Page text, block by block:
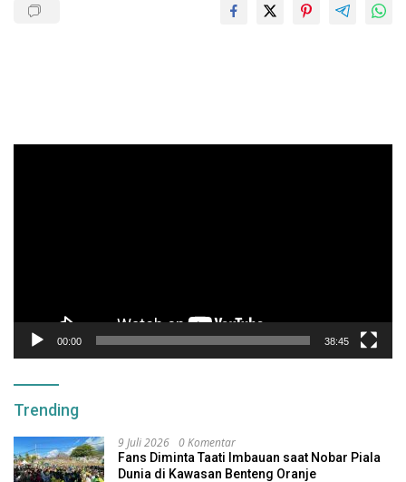
00:00 38:45
Trending
9 Juli 2026 0 Komentar
Fans Diminta Taati Imbauan saat Nobar Piala
Dunia di Kawasan Benteng Oranje